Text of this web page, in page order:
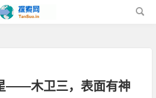
——木卫三，表面有神